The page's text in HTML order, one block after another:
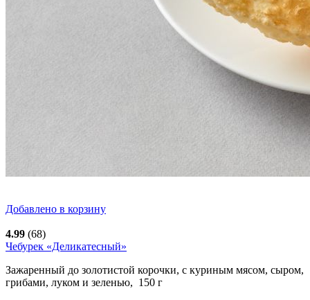
Добавлено в корзину
4.99 (68)
Чебурек «Деликатесный»
Зажаренный до золотистой корочки, с куриным мясом, сыром,
грибами, луком и зеленью, 150 г